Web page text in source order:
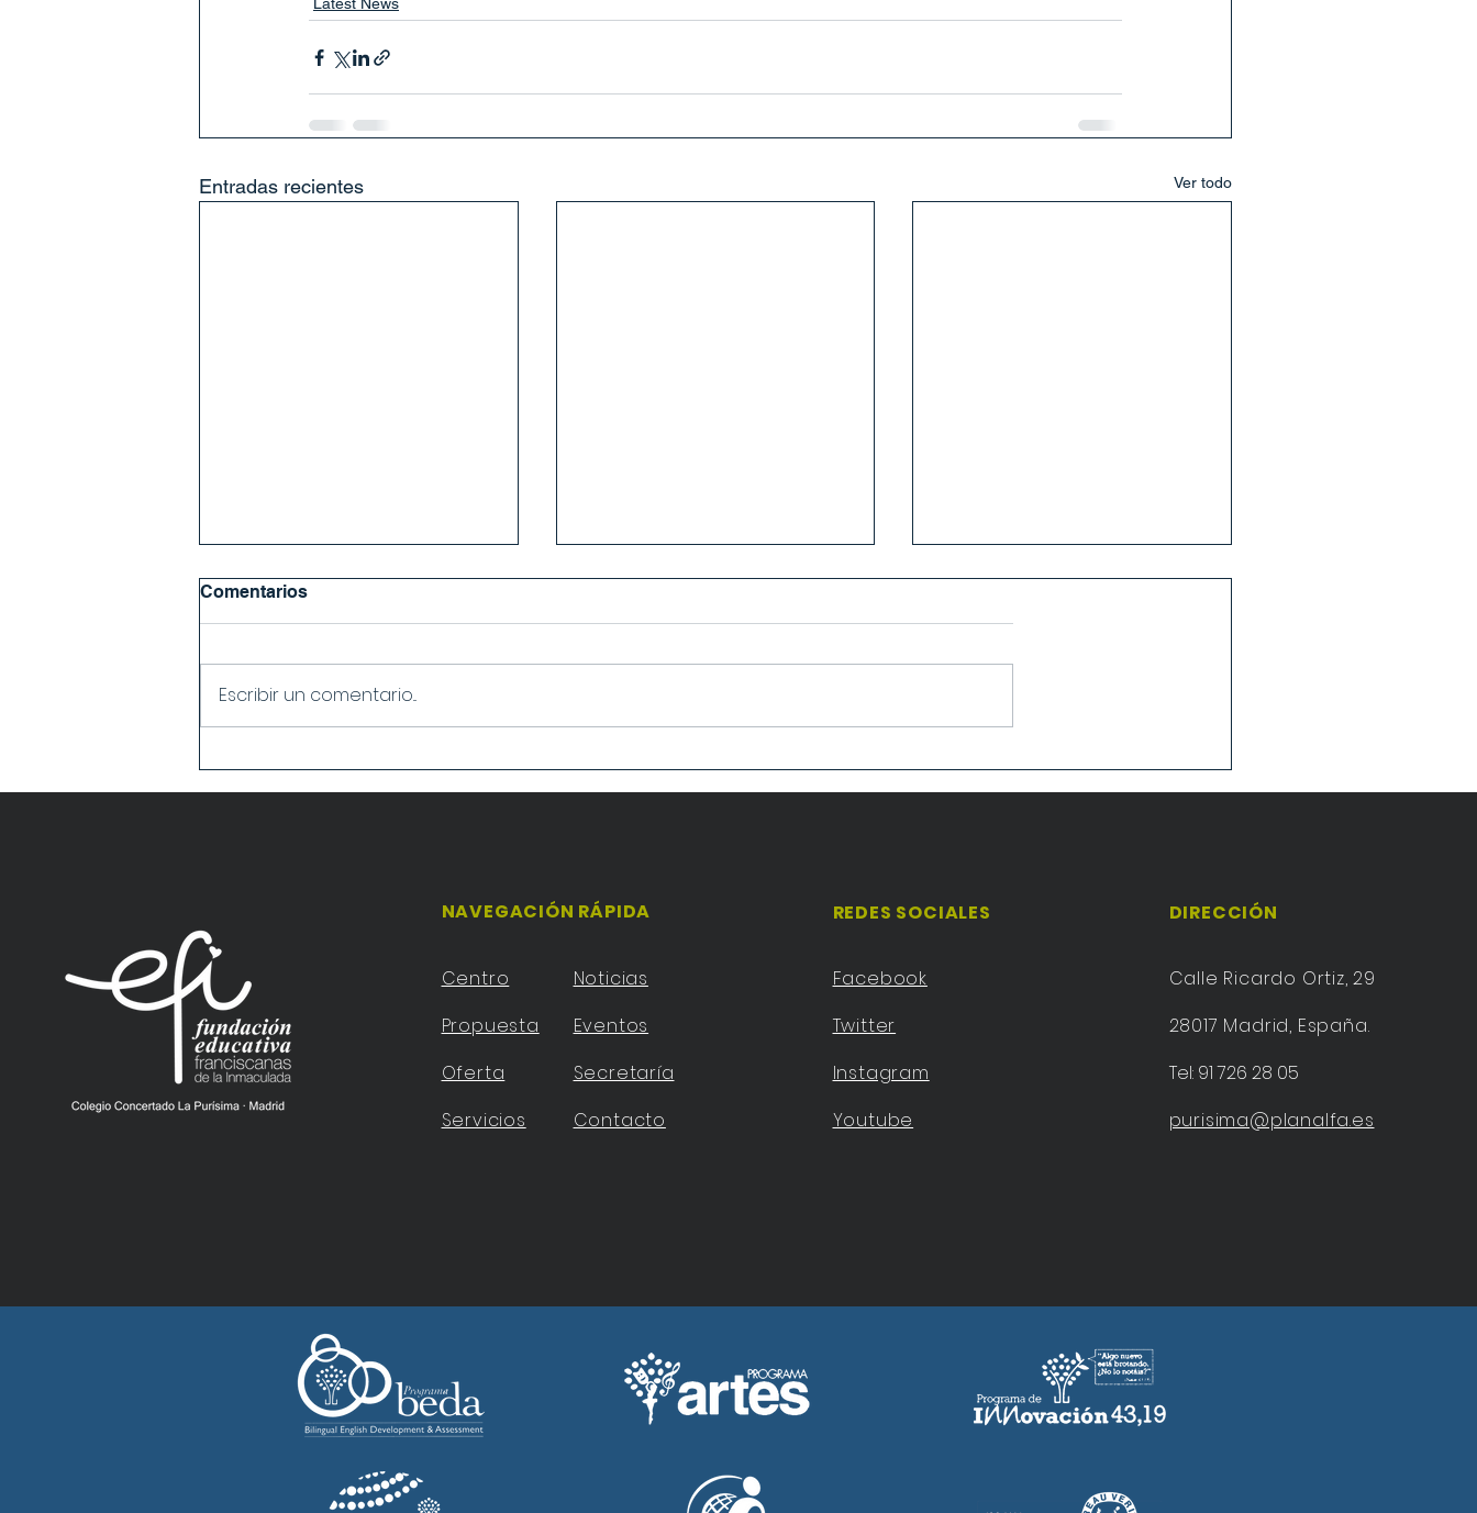
Entradas recientes Ver todo
San Francisco de Asís
Comentarios
Escribir un comentario...
NAVEGACIÓN RÁPIDA
Centro
Propuesta
Oferta
Servicios
Noticias
Eventos
Secretaría
Contacto
REDES SOCIALES
Facebook
Twitter
Instagram
Youtube
DIRECCIÓN
Calle Ricardo Ortiz, 29
28017 Madrid, España.
Tel: 91 726 28 05
purisima@planalfa.es